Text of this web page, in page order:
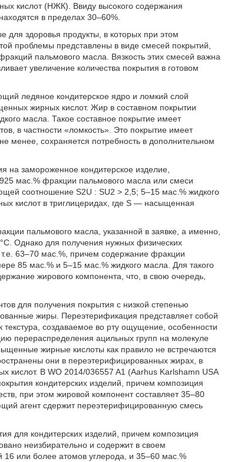
кислот (НЖК). Ввиду высокого содержания
в пределах 30–60%.
для здоровья продукты, в которых при этом
проблемы представлены в виде смесей покрытий,
пальмового масла. Вязкость этих смесей важна
увеличение количества покрытия в готовом
ледяное кондитерское ядро и ломкий слой
жирных кислот. Жир в составном покрытии
масла. Такое составное покрытие имеет
в частности «ломкость». Это покрытие имеет
сохраняется потребность в дополнительном
на замороженное кондитерское изделие,
мас.% фракции пальмового масла или смеси
соотношение S2U : SU2 > 2,5; 5–15 мас.% жидкого
кислот в триглицеридах, где S — насыщенная
пальмового масла, указанной в заявке, а именно,
Однако для получения нужных физических
63–70 мас.%, причем содержание фракции
85 мас.% и 5–15 мас.% жидкого масла. Для такого
жирового компонента, что, в свою очередь,
для получения покрытия с низкой степенью
жиры. Переэтерификация представляет собой
создаваемое во рту ощущение, особенности
перераспределения ацильных групп на молекуле
жирные кислоты как правило не встречаются
они в переэтерифицированных жирах, в
кислот. В WO 2014/036557 A1 (Aarhus Karlshamn USA
кондитерских изделий, причем композиция
при этом жировой компонент составляет 35–80
агент сдержит переэтерифицированную смесь
для кондитерских изделий, причем композиция
неизбирательно и содержит в своем
или более атомов углерода, и 35–60 мас.%